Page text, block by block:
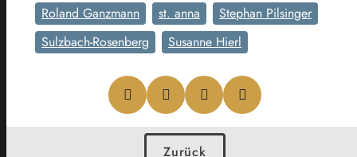
Roland Ganzmann
st. anna
Stephan Pilsinger
Sulzbach-Rosenberg
Susanne Hierl
Zurück